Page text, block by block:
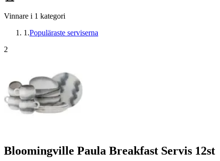
Vinnare i 1 kategori
1 .Populäraste serviserna
2
Bloomingville Paula Breakfast Servis 12st